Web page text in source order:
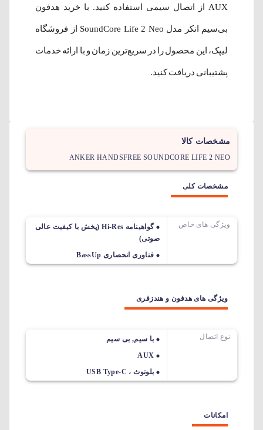
AUX از اتصال سیمی استفاده کنید. با خرید هدفون
بی‌سیم انکر مدل SoundCore Life 2 Neo از فروشگاه
لیپک، این محصول را در سریع‌ترین زمان و با ارائه خدمات
پشتیبانی دریافت کنید.
مشخصات کالا
ANKER HANDSFREE SOUNDCORE LIFE 2 NEO
مشخصات کلی
ویژگی های خاص
گواهینامه Hi-Res (پخش با کیفیت عالی
صوتی)
فناوری انحصاری BassUp
ویژگی های هدفون و هندزفری
نوع اتصال
با سیم, بی سیم
AUX
بلوتوث ، USB Type-C
امکانات